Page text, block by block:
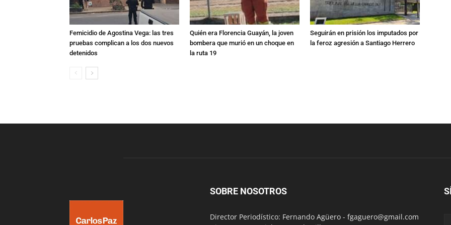
Femicidio de Agostina Vega: las tres
pruebas complican a los dos nuevos
detenidos
Quién era Florencia Guayán, la joven
bombera que murió en un choque en
la ruta 19
Seguirán en prisión los imputados por
la feroz agresión a Santiago Herrero
SOBRE NOSOTROS
Director Periodístico: Fernando Agüero - fgaguero@gmail.com